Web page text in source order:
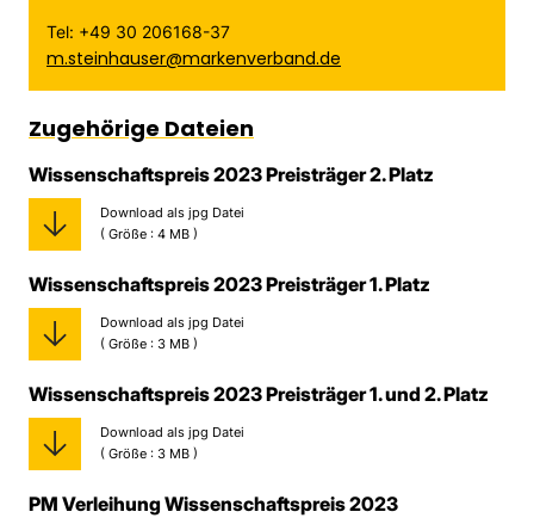
Tel: +49 30 206168-37
m.steinhauser@markenverband.de
Zugehörige Dateien
Wissenschaftspreis 2023 Preisträger 2. Platz
Download als jpg Datei
( Größe : 4 MB )
Wissenschaftspreis 2023 Preisträger 1. Platz
Download als jpg Datei
( Größe : 3 MB )
Wissenschaftspreis 2023 Preisträger 1. und 2. Platz
Download als jpg Datei
( Größe : 3 MB )
PM Verleihung Wissenschaftspreis 2023